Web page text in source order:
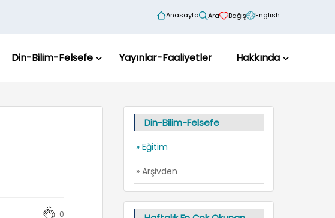
Anasayfa Ara Bağış English
Din-Bilim-Felsefe Yayınlar-Faaliyetler Hakkında
0
Din-Bilim-Felsefe
» Eğitim
» Arşivden